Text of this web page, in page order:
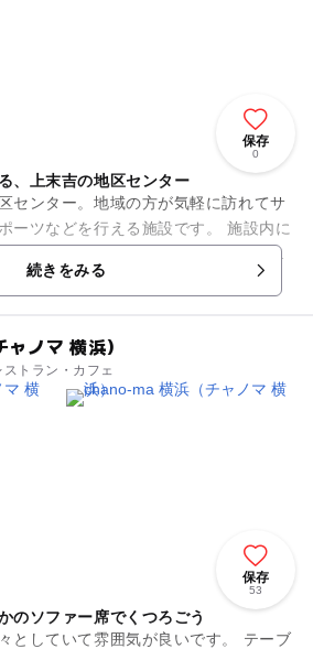
保存
0
、上末吉の地区センター
センター。地域の方が気軽に訪れてサ
ーツなどを行える施設です。 施設内に
自由に遊べるプレイルームのほか、
和...
続きをみる
ノマ 横浜）
トラン・カフェ
保存
53
のソファー席でくつろごう
ていて雰囲気が良いです。 テーブ